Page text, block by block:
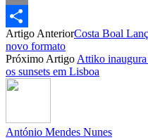
Email
Partilhar
Artigo AnteriorCosta Boal
novo formato
Próximo Artigo Attiko
os sunsets em Lisboa
António Mendes Nunes